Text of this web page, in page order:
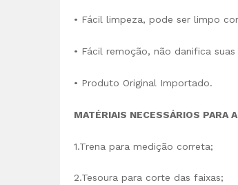
• Fácil limpeza, pode ser limpo
• Fácil remoção, não danifica suas
• Produto Original Importado.
MATÉRIAIS NECESSÁRIOS PARA
1.Trena para medição correta;
2.Tesoura para corte das faixas;